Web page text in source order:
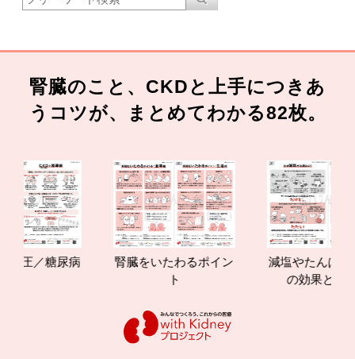
腎臓のこと、CKDと上手につきあ
うコツが、まとめてわかる82枚。
尿病
腎臓をいたわるポイン
減塩やたんぱく質管理
の効果と重要性